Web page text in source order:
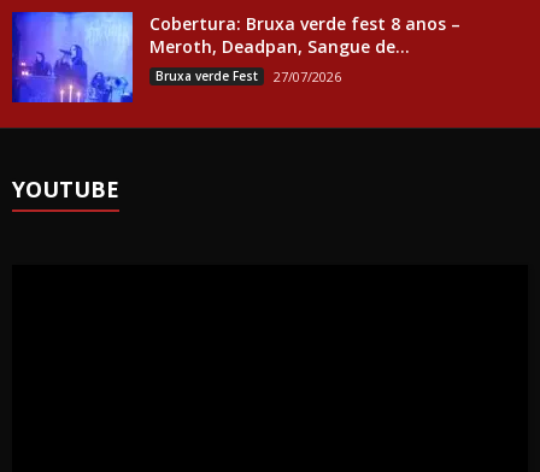
Cobertura: Bruxa verde fest 8 anos –
Meroth, Deadpan, Sangue de...
Bruxa verde Fest 27/07/2026
YOUTUBE